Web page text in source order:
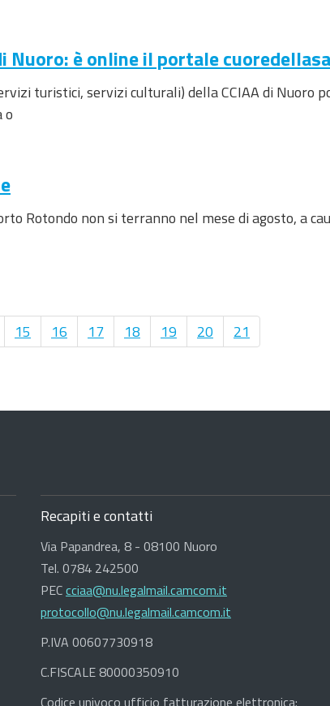
è online il portale
turistici, servizi culturali) della CCIAA di Nuoro
o
Rotondo non si terranno nel mese di agosto, a
15 16 17 18 19 20 21
Recapiti e contatti
Via Papandrea, 8 - 08100 Nuoro
Tel. 0784 242500
PECcciaa@nu.legalmail.camcom.it
protocollo@nu.legalmail.camcom.it
P.IVA 00607730918
C.FISCALE 80000350910
Codice univoco ufficio fatturazione elettronica: